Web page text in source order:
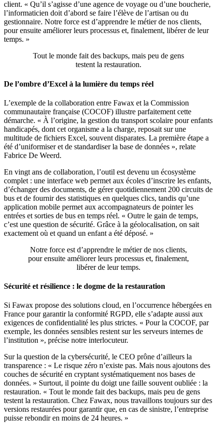
client. « Qu’il s’agisse d’une agence de voyage ou d’une boucherie,
l’informaticien doit d’abord se faire l’élève de l’artisan ou du
gestionnaire. Notre force est d’apprendre le métier de nos clients,
pour ensuite améliorer leurs processus et, finalement, libérer de leur
temps. »
Tout le monde fait des backups, mais peu de gens
testent la restauration.
De l’ombre d’Excel à la lumière du temps réel
L’exemple de la collaboration entre Fawax et la Commission
communautaire française (COCOF) illustre parfaitement cette
démarche. « À l’origine, la gestion du transport scolaire pour enfants
handicapés, dont cet organisme a la charge, reposait sur une
multitude de fichiers Excel, souvent disparates. La première étape a
été d’uniformiser et de standardiser la base de données », relate
Fabrice De Weerd.
En vingt ans de collaboration, l’outil est devenu un écosystème
complet : une interface web permet aux écoles d’inscrire les enfants,
d’échanger des documents, de gérer quotidiennement 200 circuits de
bus et de fournir des statistiques en quelques clics, tandis qu’une
application mobile permet aux accompagnateurs de pointer les
entrées et sorties de bus en temps réel. « Outre le gain de temps,
c’est une question de sécurité. Grâce à la géolocalisation, on sait
exactement où et quand un enfant a été déposé. »
Notre force est d’apprendre le métier de nos clients,
pour ensuite améliorer leurs processus et, finalement,
libérer de leur temps.
Sécurité et résilience : le dogme de la restauration
Si Fawax propose des solutions cloud, en l’occurrence hébergées en
France pour garantir la conformité RGPD, elle s’adapte aussi aux
exigences de confidentialité les plus strictes. « Pour la COCOF, par
exemple, les données sensibles restent sur les serveurs internes de
l’institution », précise notre interlocuteur.
Sur la question de la cybersécurité, le CEO prône d’ailleurs la
transparence : « Le risque zéro n’existe pas. Mais nous ajoutons des
couches de sécurité en cryptant systématiquement nos bases de
données. » Surtout, il pointe du doigt une faille souvent oubliée : la
restauration. « Tout le monde fait des backups, mais peu de gens
testent la restauration. Chez Fawax, nous travaillons toujours sur des
versions restaurées pour garantir que, en cas de sinistre, l’entreprise
puisse rebondir en moins de 24 heures. »